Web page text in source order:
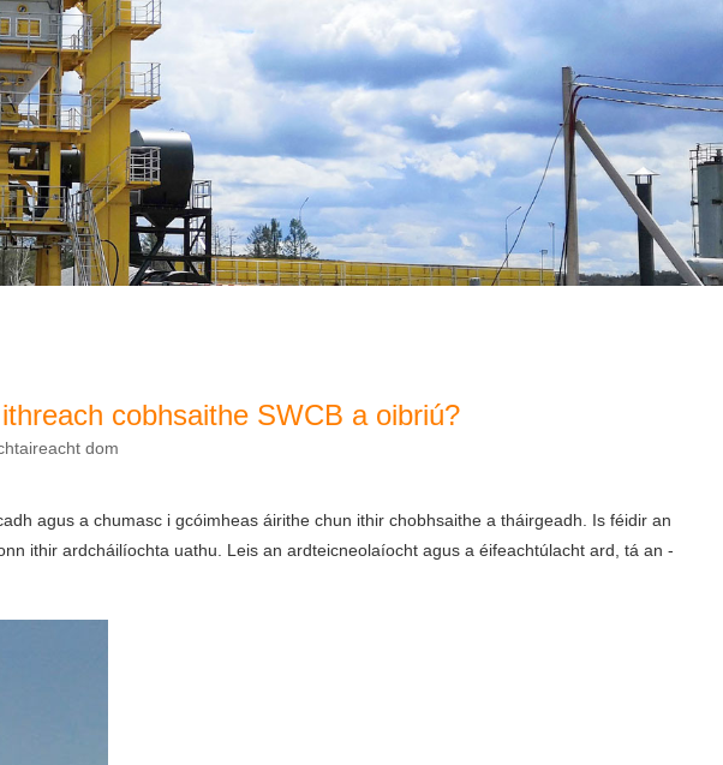
cobhsaithe SWCB a oibriú?
dom
agus a chumasc i gcóimheas áirithe chun ithir chobhsaithe a tháirgeadh. Is féidir an
ithir ardcháilíochta uathu. Leis an ardteicneolaíocht agus a éifeachtúlacht ard, tá an -